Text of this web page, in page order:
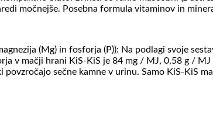
močnejše. Posebna formula vitaminov in
(Mg) in fosforja (P)): Na podlagi svoje
v mačji hrani KiS-KiS je 84 mg / MJ, 0,58 g /
sečne kamne v urinu. Samo KiS-KiS